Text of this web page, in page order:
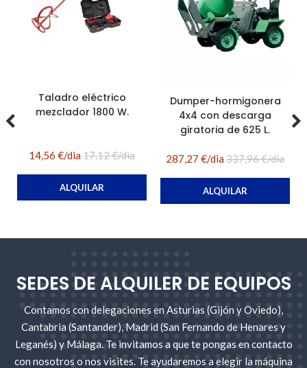
Taladro eléctrico
mezclador 1800 W.
14,56 €/dia17,12 €/dia
ALQUILAR
Dumper-hormigonera
4x4 con descarga
giratoria de 625 L.
287,27 €/dia337,96 €/dia
ALQUILAR
SEDES DE ALQUILER DE EQUIPOS
Contamos con delegaciones en Asturias (Gijón y Oviedo),
Cantabria (Santander), Madrid (San Fernando de Henares y
Leganés) y Málaga. Te invitamos a que te pongas en contacto
con nosotros o nos visites. Te ayudaremos a elegir la máquina